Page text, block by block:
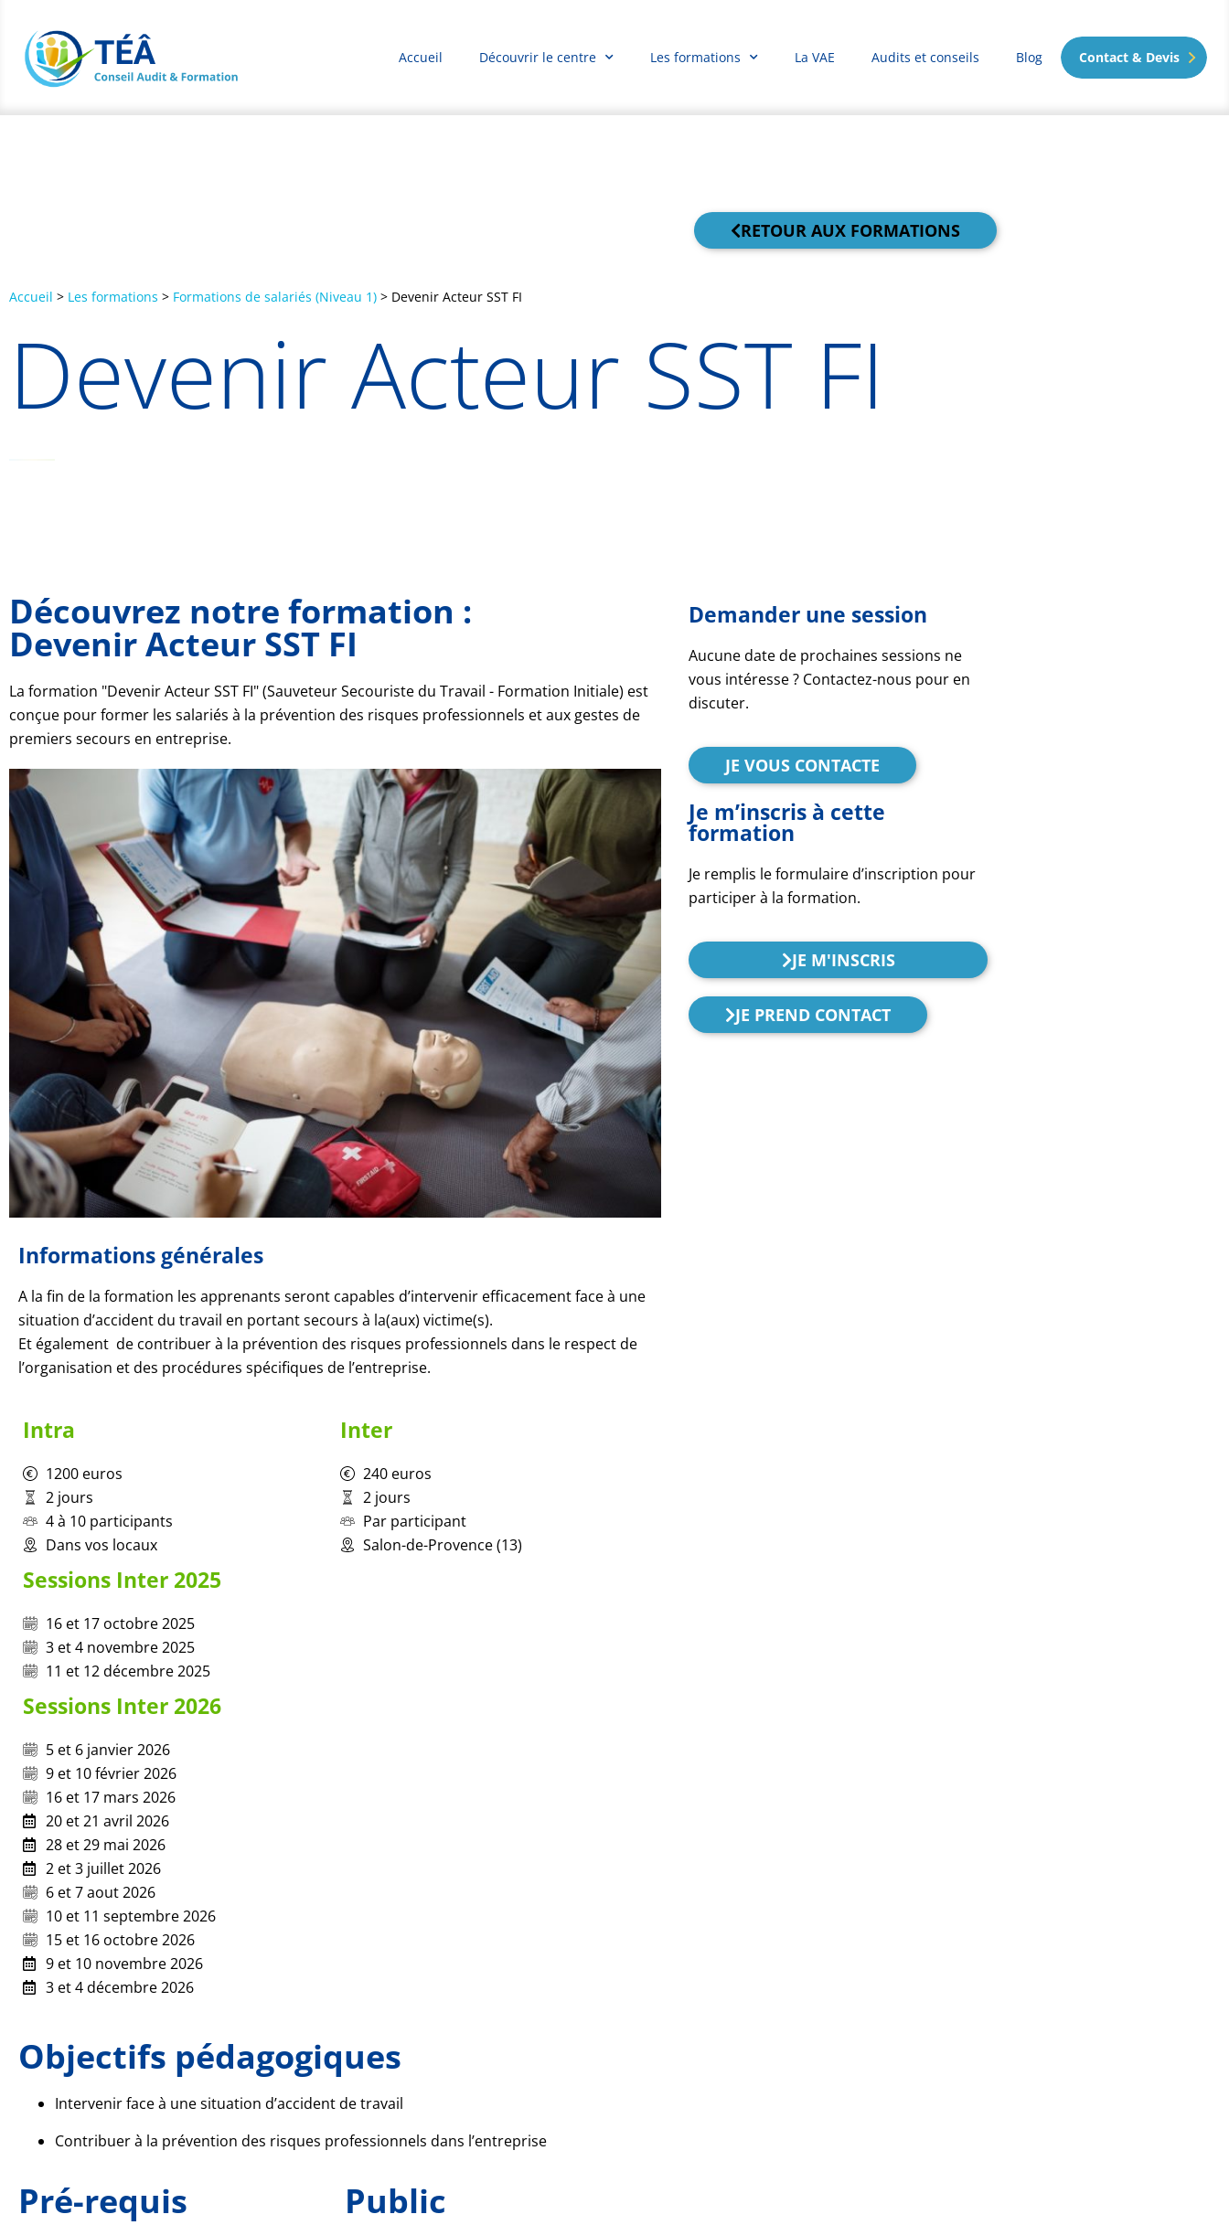
Accueil Découvrir le centre Les formations La VAE Audits et conseils Blog Contact & Devis
RETOUR AUX FORMATIONS
Accueil > Les formations > Formations de salariés (Niveau 1) > Devenir Acteur SST FI
Devenir Acteur SST FI
Découvrez notre formation :
Devenir Acteur SST FI
La formation "Devenir Acteur SST FI" (Sauveteur Secouriste du Travail - Formation Initiale) est
conçue pour former les salariés à la prévention des risques professionnels et aux gestes de
premiers secours en entreprise.
Informations générales
A la fin de la formation les apprenants seront capables d’intervenir efficacement face à une
situation d’accident du travail en portant secours à la(aux) victime(s).
Et également de contribuer à la prévention des risques professionnels dans le respect de
l’organisation et des procédures spécifiques de l’entreprise.
Intra
1200 euros
2 jours
4 à 10 participants
Dans vos locaux
Inter
240 euros
2 jours
Par participant
Salon-de-Provence (13)
Sessions Inter 2025
16 et 17 octobre 2025
3 et 4 novembre 2025
11 et 12 décembre 2025
Sessions Inter 2026
5 et 6 janvier 2026
9 et 10 février 2026
16 et 17 mars 2026
20 et 21 avril 2026
28 et 29 mai 2026
2 et 3 juillet 2026
6 et 7 aout 2026
10 et 11 septembre 2026
15 et 16 octobre 2026
9 et 10 novembre 2026
3 et 4 décembre 2026
Objectifs pédagogiques
Intervenir face à une situation d’accident de travail
Contribuer à la prévention des risques professionnels dans l’entreprise
Pré-requis Public
Demander une session
Aucune date de prochaines sessions ne
vous intéresse ? Contactez-nous pour en
discuter.
JE VOUS CONTACTE
Je m’inscris à cette
formation
Je remplis le formulaire d’inscription pour
participer à la formation.
JE M'INSCRIS
JE PREND CONTACT